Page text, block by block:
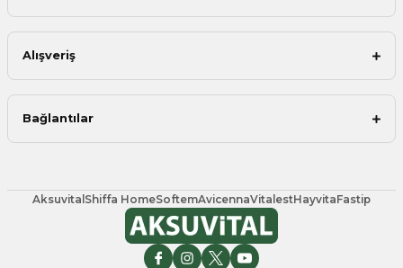
Alışveriş
Bağlantılar
AksuvitalShiffa HomeSoftemAvicennaVitalestHayvitaFastip